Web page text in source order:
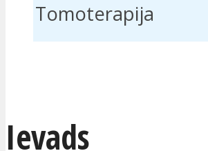
Tomoterapija
Ievads